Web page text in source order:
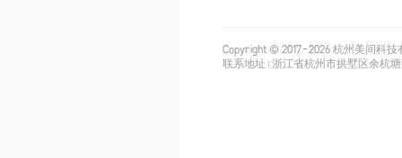
Copyright © 2017-2026杭州美间科技
联系地址：浙江省杭州市拱墅区余杭